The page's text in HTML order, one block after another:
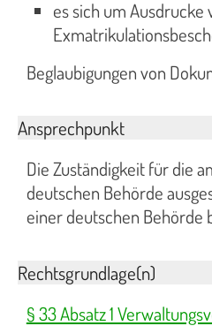
es sich um
Beglaubigungen von
Ansprechpunkt
Die Zuständigkeit für die
deutschen Behörde
einer deutschen
Rechtsgrundlage(n)
§ 33 Absatz 1